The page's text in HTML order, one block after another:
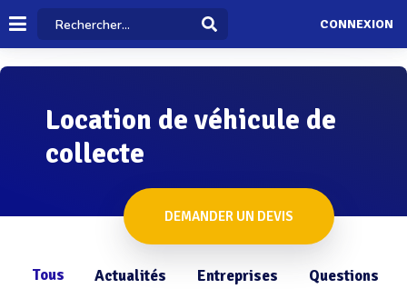
CONNEXION
Location de véhicule de
collecte
DEMANDER UN DEVIS
Tous Actualités Entreprises Questions